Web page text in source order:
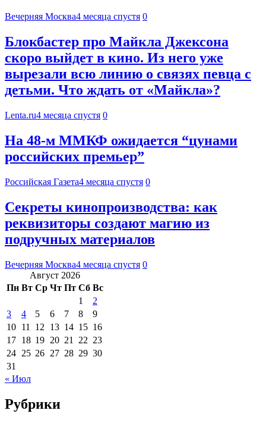
Вечерняя Москва4 месяца спустя 0
Блокбастер про Майкла Джексона
скоро выйдет в кино. Из него уже
вырезали всю линию о связях певца с
детьми. Что ждать от «Майкла»?
Lenta.ru4 месяца спустя 0
На 48-м ММКФ ожидается “цунами
российских премьер”
Российская Газета4 месяца спустя 0
Секреты кинопроизводства: как
реквизиторы создают магию из
подручных материалов
Вечерняя Москва4 месяца спустя 0
Август 2026
Пн Вт Ср Чт Пт Сб Вс
1
2
3
4 5 6 7 8
9
10 11 12 13 14 15 16
17 18 19 20 21 22 23
24 25 26 27 28 29 30
31
« Июл
Рубрики